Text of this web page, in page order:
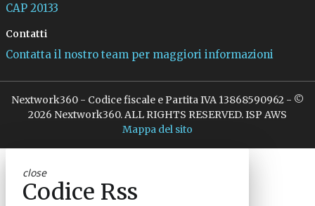
CAP 20133
Contatti
Contatta il nostro team per maggiori informazioni
Nextwork360 - Codice fiscale e Partita IVA 13868590962 - ©
2026 Nextwork360. ALL RIGHTS RESERVED. ISP AWS
Mappa del sito
close
Codice Rss